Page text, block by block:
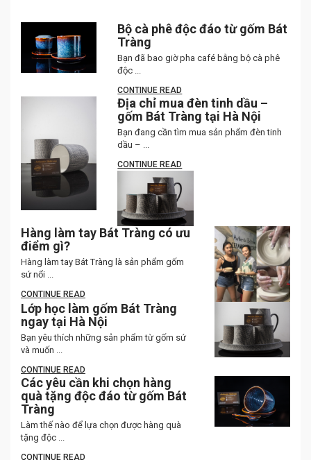
Bộ cà phê độc đáo từ gốm Bát
Tràng
Bạn đã bao giờ pha café bằng bộ cà phê
độc ...
CONTINUE READ
Địa chỉ mua đèn tinh dầu –
gốm Bát Tràng tại Hà Nội
Bạn đang cần tìm mua sản phẩm đèn tinh
dầu – ...
CONTINUE READ
Hàng làm tay Bát Tràng có ưu
điểm gì?
Hàng làm tay Bát Tràng là sản phẩm gốm
sứ nổi ...
CONTINUE READ
Lớp học làm gốm Bát Tràng
ngay tại Hà Nội
Bạn yêu thích những sản phẩm từ gốm sứ
và muốn ...
CONTINUE READ
Các yêu cần khi chọn hàng
quà tặng độc đáo từ gốm Bát
Tràng
Làm thế nào để lựa chọn được hàng quà
tặng độc ...
CONTINUE READ